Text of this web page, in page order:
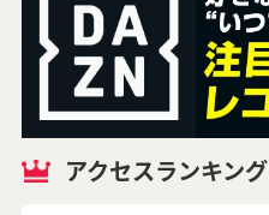
アクセスランキング